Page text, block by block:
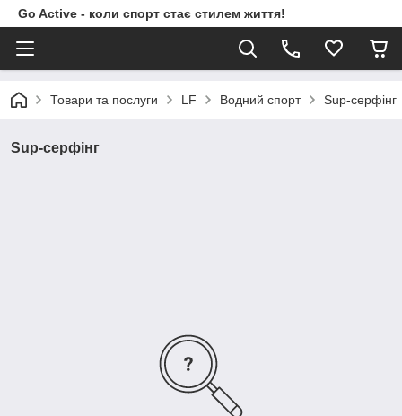
Go Active - коли спорт стає стилем життя!
Товари та послуги LF Водний спорт Sup-серфінг
Sup-серфінг